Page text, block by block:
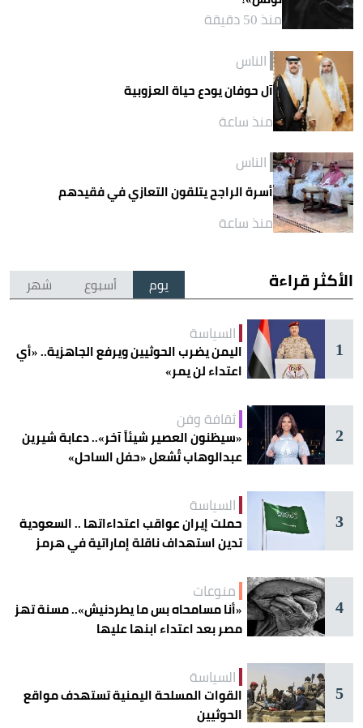
منذ 50 دقيقة
الناس
آل حوفان يودع حياة العزوبية
منذ ساعة
الناس
أسرة الراجح يتلقون التعازي في فقيدهم
منذ ساعة
الأكثر قراءة يوم أسبوع شهر
1
السياسة
اليمن يضرب الحوثيين ويرفع الجاهزية.. «أي
اعتداء لن يمر»
2
ثقافة وفن
«سيظنون العصير شيئاً آخر».. دعابة شيرين
عبدالوهاب تُشعل «حفل الساحل»
3
السياسة
حملت إيران عواقب اعتداءاتها .. السعودية
تدين استهداف ناقلة إماراتية في هرمز
4
منوعات
«أنا مسامحاه بس ما يطردنيش».. مسنة تهز
مصر بعد اعتداء ابنها عليها
5
السياسة
القوات المسلحة اليمنية تستهدف مواقع
الحوثيين